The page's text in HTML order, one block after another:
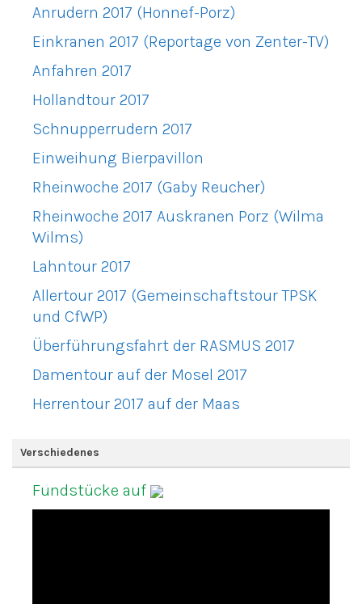
Anrudern 2017 (Honnef-Porz)
Einkranen 2017 (Reportage von Zenter-TV)
Anfahren 2017
Hollandtour 2017
Schnupperrudern 2017
Einweihung Bierpavillon
Rheinwoche 2017 (Gaby Reucher)
Rheinwoche 2017 Auskranen Porz (Wilma
Wilms)
Lahntour 2017
Allertour 2017 (Gemeinschaftstour TPSK
und CfWP)
Überführungsfahrt der RASMUS 2017
Damentour auf der Mosel 2017
Herrentour 2017 auf der Maas
Verschiedenes
Fundstücke auf